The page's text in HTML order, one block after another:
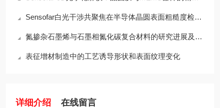
Sensofar白光干涉共聚焦在半导体晶圆表面粗糙度检测中的应用与行业标准对标
氮掺杂石墨烯与石墨相氮化碳复合材料的研究进展及创新制备方法
表征增材制造中的工艺诱导形状和表面纹理变化
详细介绍 在线留言